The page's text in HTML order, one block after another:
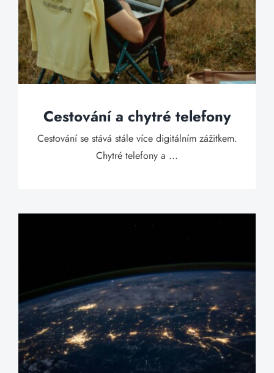
Cestování a chytré telefony
Cestování se stává stále více digitálním zážitkem.
Chytré telefony a ...